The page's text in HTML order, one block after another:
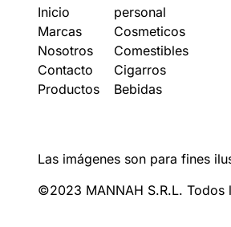
Inicio
Marcas
Nosotros
Contacto
Productos
personal
Cosmeticos
Comestibles
Cigarros
Bebidas
Las imágenes son para fines
©2023 MANNAH S.R.L. Todos